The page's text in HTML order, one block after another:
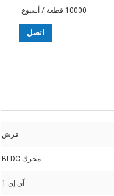
10000 قطعة / أسبوع
اتصل
فرش
محرك BLDC
آي إي 1